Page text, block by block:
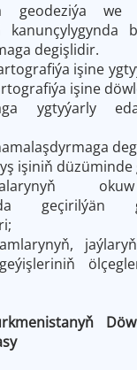
geodeziýa
kanunçylygynda
degişlidir.
işine
işine
ygtyýarly
işiniň düzüminde
geçirilýän